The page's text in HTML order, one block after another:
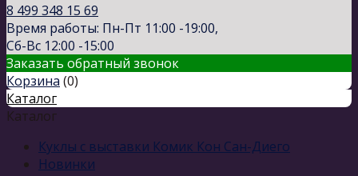
8 499 348 15 69
Время работы: Пн-Пт 11:00 -19:00,
Сб-Вс 12:00 -15:00
Заказать обратный звонок
Корзина (0)
Каталог
Каталог
Куклы с выставки Комик Кон Сан-Диего
Новинки